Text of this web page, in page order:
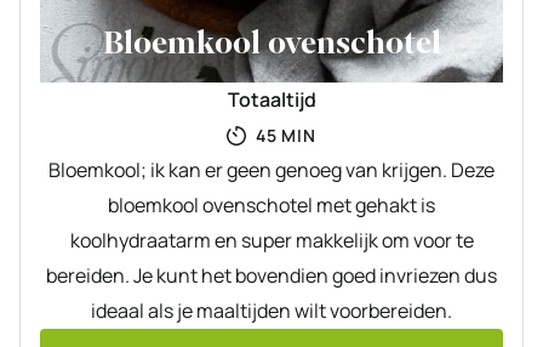
Bloemkool ovenschotel
Totaaltijd
45MINUTEN
MIN
Bloemkool; ik kan er geen genoeg van krijgen. Deze
bloemkool ovenschotel met gehakt is
koolhydraatarm en super makkelijk om voor te
bereiden. Je kunt het bovendien goed invriezen dus
ideaal als je maaltijden wilt voorbereiden.